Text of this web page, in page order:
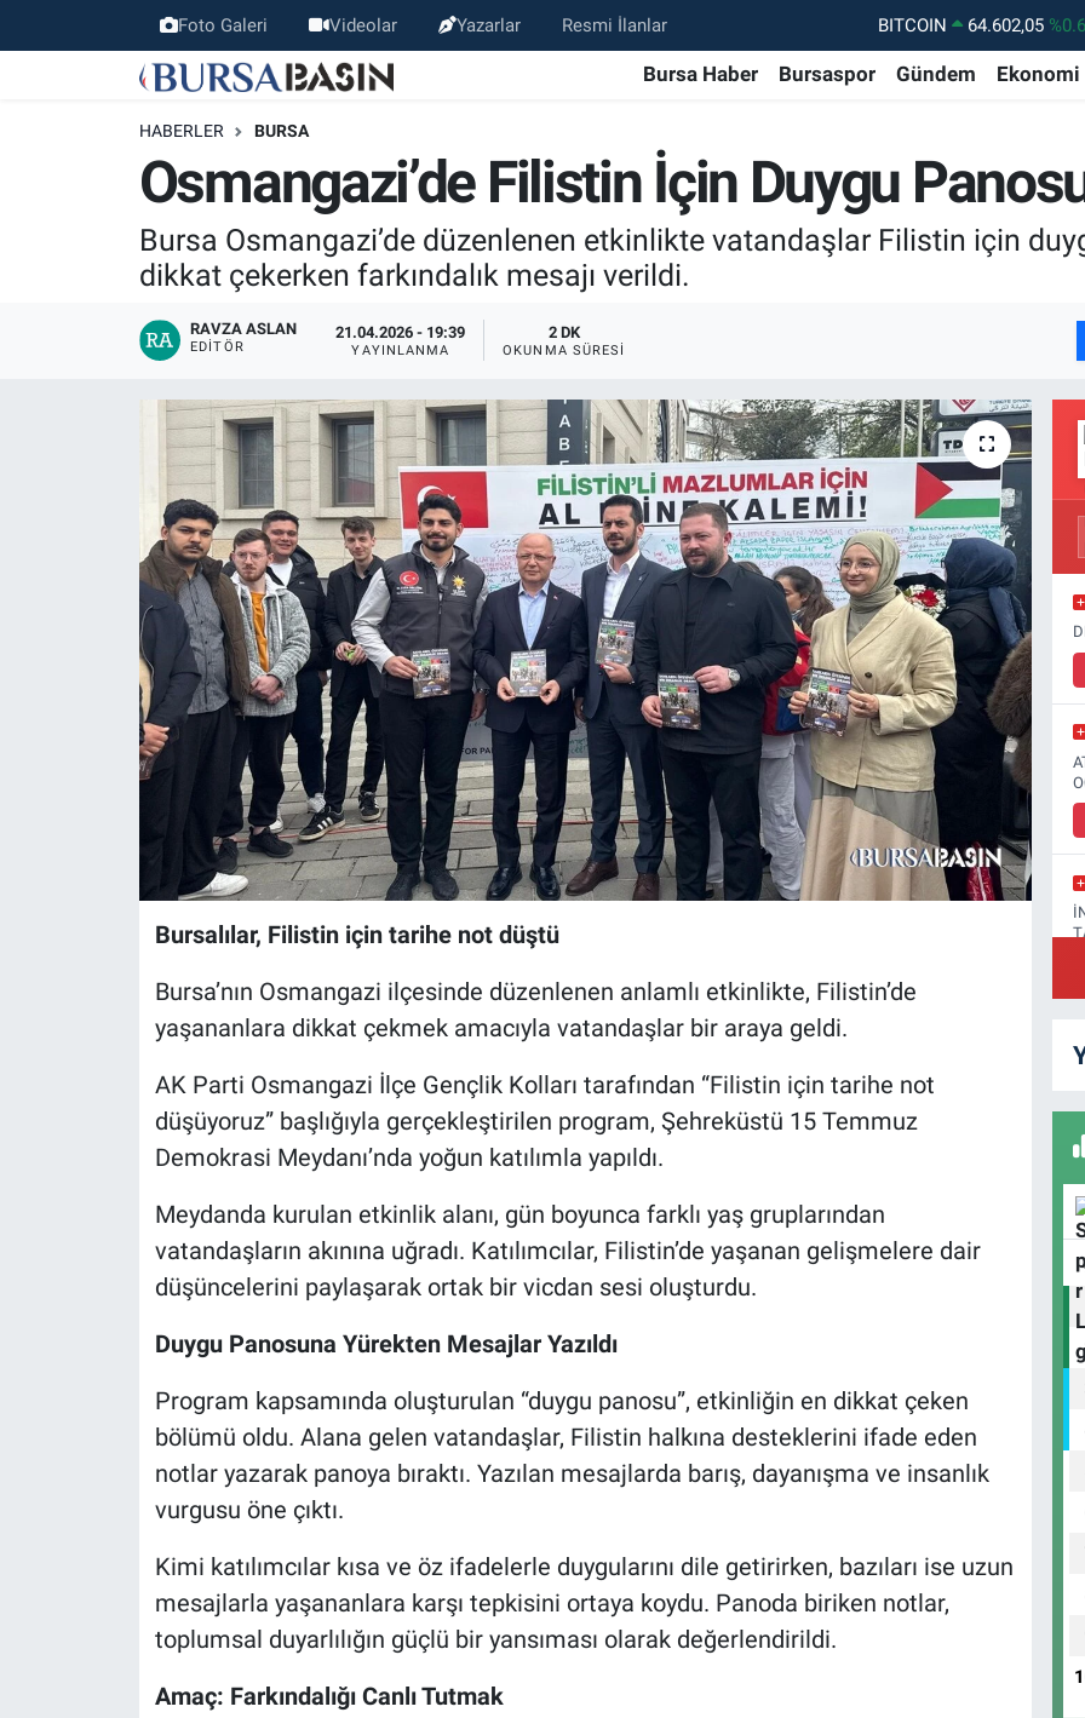
Foto Galeri Videolar Yazarlar Resmi İlanlar DOLAR 47,6006
EURO
55,0250 %0.02
GRAM ALTIN
BİST100
13.768
BITCOIN
64.602,05
Bursa Haber Bursaspor Gündem Ekonomi
HABERLER BURSA
Osmangazi’de Filistin İçin Duygu
Bursa Osmangazi’de düzenlenen etkinlikte vatandaşlar Filistin için
dikkat çekerken farkındalık mesajı verildi.
RAVZA ASLAN
EDITÖR
21.04.2026 - 19:39
YAYINLANMA
2 DK
OKUNMA SÜRESI
Bursalılar, Filistin için tarihe not düştü
Bursa’nın Osmangazi ilçesinde düzenlenen anlamlı etkinlikte, Filistin’de
yaşananlara dikkat çekmek amacıyla vatandaşlar bir araya geldi.
AK Parti Osmangazi İlçe Gençlik Kolları tarafından “Filistin için tarihe not
düşüyoruz” başlığıyla gerçekleştirilen program, Şehreküstü 15 Temmuz
Demokrasi Meydanı’nda yoğun katılımla yapıldı.
Meydanda kurulan etkinlik alanı, gün boyunca farklı yaş gruplarından
vatandaşların akınına uğradı. Katılımcılar, Filistin’de yaşanan gelişmelere dair
düşüncelerini paylaşarak ortak bir vicdan sesi oluşturdu.
Duygu Panosuna Yürekten Mesajlar Yazıldı
Program kapsamında oluşturulan “duygu panosu”, etkinliğin en dikkat çeken
bölümü oldu. Alana gelen vatandaşlar, Filistin halkına desteklerini ifade eden
notlar yazarak panoya bıraktı. Yazılan mesajlarda barış, dayanışma ve insanlık
vurgusu öne çıktı.
Kimi katılımcılar kısa ve öz ifadelerle duygularını dile getirirken, bazıları ise uzun
mesajlarla yaşananlara karşı tepkisini ortaya koydu. Panoda biriken notlar,
toplumsal duyarlılığın güçlü bir yansıması olarak değerlendirildi.
Amaç: Farkındalığı Canlı Tutmak
Bursa Haber
Bilim, Teknoloji
KÜLTÜR-SANAT
Ekonomi
Magazin
Nöbetçi Eczaneler
Bursa Nöbetçi Eczaneler
Bursa Hava Durumu
Bursa Trafik Yoğunluk Haritası
Süper Lig Puan Durumu ve Fikstür
Tüm Manşetler
Son Dakika Haberleri
Haber Arşivi